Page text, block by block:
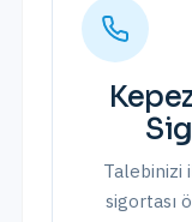
Talebinizi
sigortası